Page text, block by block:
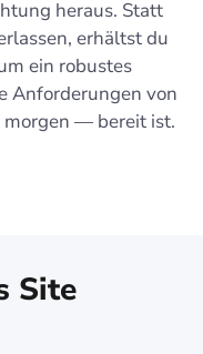
heraus. Statt
erhältst du
ein robustes
Anforderungen von
— bereit ist.
Site